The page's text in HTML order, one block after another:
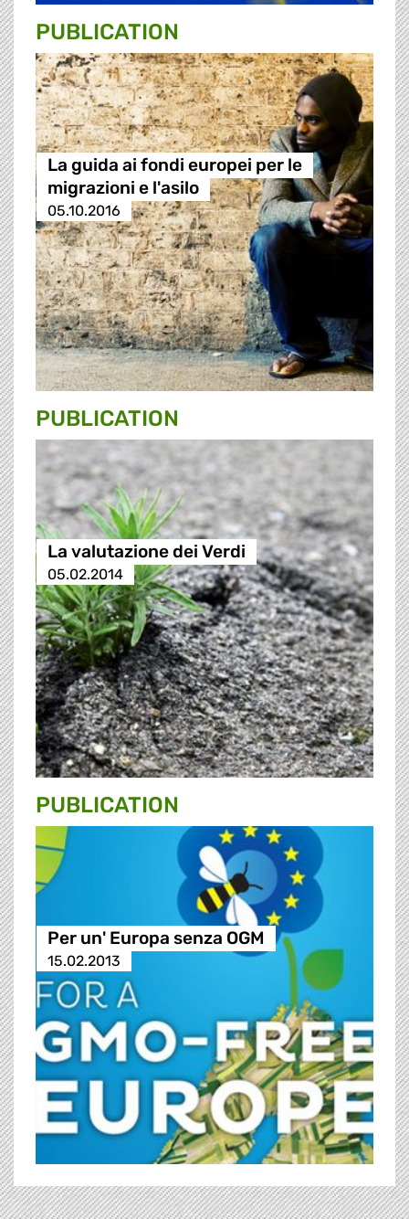
PUBLICATION
La guida ai fondi europei per le
migrazioni e l'asilo
05.10.2016
PUBLICATION
La valutazione dei Verdi
05.02.2014
PUBLICATION
Per un' Europa senza OGM
15.02.2013